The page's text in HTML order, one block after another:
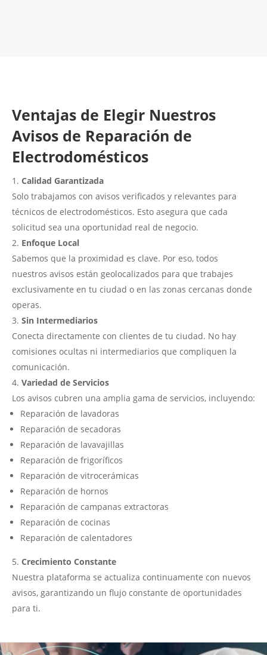
Ventajas de Elegir Nuestros
Avisos de Reparación de
Electrodomésticos
Calidad Garantizada
Solo trabajamos con avisos verificados y relevantes para
técnicos de electrodomésticos. Esto asegura que cada
solicitud sea una oportunidad real de negocio.
Enfoque Local
Sabemos que la proximidad es clave. Por eso, todos
nuestros avisos están geolocalizados para que trabajes
exclusivamente en tu ciudad o en las zonas cercanas donde
operas.
Sin Intermediarios
Conecta directamente con clientes de tu ciudad. No hay
comisiones ocultas ni intermediarios que compliquen la
comunicación.
Variedad de Servicios
Los avisos cubren una amplia gama de servicios, incluyendo:
Reparación de lavadoras
Reparación de secadoras
Reparación de lavavajillas
Reparación de frigoríficos
Reparación de vitrocerámicas
Reparación de hornos
Reparación de campanas extractoras
Reparación de cocinas
Reparación de calentadores
Crecimiento Constante
Nuestra plataforma se actualiza continuamente con nuevos
avisos, garantizando un flujo constante de oportunidades
para ti.